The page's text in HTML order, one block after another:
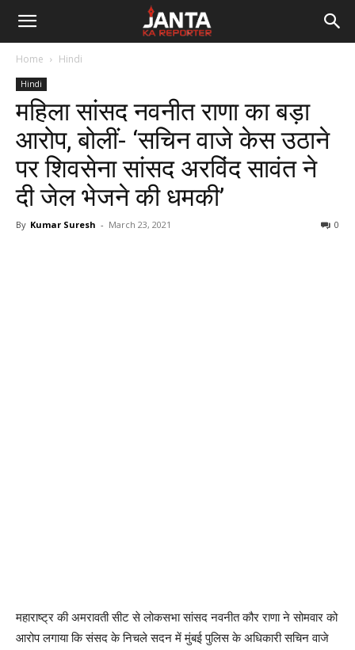
Janta
Reporter
Home Hindi
Hindi
महिला सांसद नवनीत राणा का बड़ा
आरोप, बोलीं- ‘सचिन वाजे केस उठाने
पर शिवसेना सांसद अरविंद सावंत ने
दी जेल भेजने की धमकी’
By Kumar Suresh - March 23, 2021 0
महाराष्ट्र की अमरावती सीट से लोकसभा सांसद नवनीत कौर राणा ने सोमवार को
आरोप लगाया कि संसद के निचले सदन में मुंबई पुलिस के अधिकारी सचिन वाजे